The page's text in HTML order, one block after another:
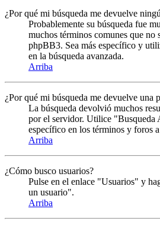
¿Por qué mi búsqueda me devuelve
Probablemente su búsqueda fue
muchos términos comunes que no
phpBB3. Sea más específico y
en la búsqueda avanzada.
Arriba
¿Por qué mi búsqueda me devuelve una
La búsqueda devolvió muchos
por el servidor. Utilice "Busqueda
específico en los términos y foros a
Arriba
¿Cómo busco usuarios?
Pulse en el enlace "Usuarios" y
un usuario".
Arriba